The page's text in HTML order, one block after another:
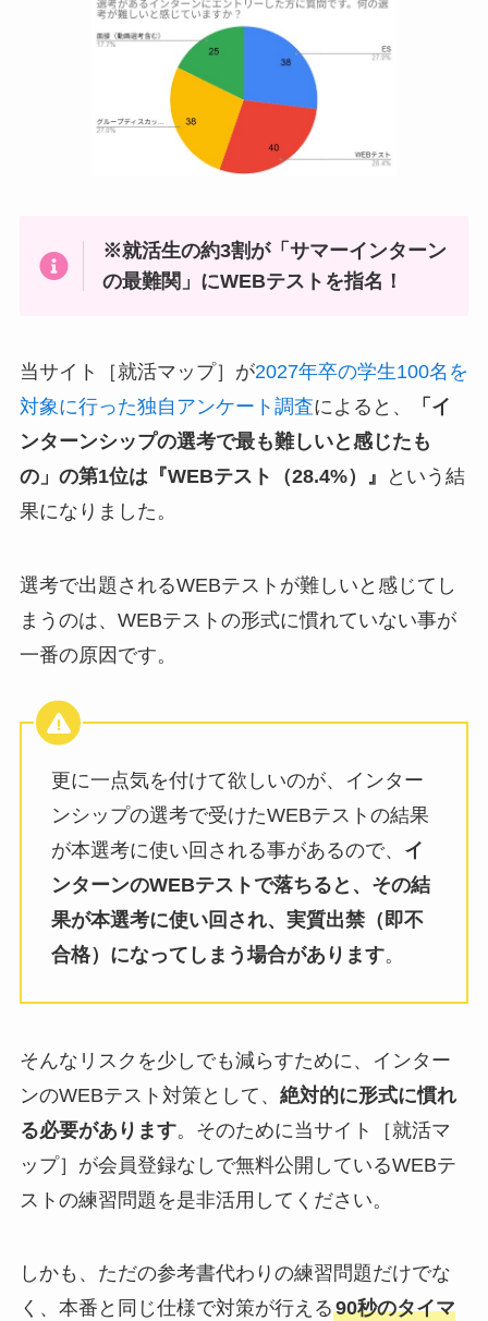
※就活生の約3割が「サマーインターン
の最難関」にWEBテストを指名！
当サイト［就活マップ］が2027年卒の学生100名を
対象に行った独自アンケート調査によると、
「イ
ンターンシップの選考で最も難しいと感じたも
の」の第1位は『WEBテスト（28.4%）』
という結
果になりました。
選考で出題されるWEBテストが難しいと感じてし
まうのは、WEBテストの形式に慣れていない事が
一番の原因です。
更に一点気を付けて欲しいのが、インター
ンシップの選考で受けたWEBテストの結果
が本選考に使い回される事があるので、 イ
ンターンのWEBテストで落ちると、その結
果が本選考に使い回され、実質出禁（即不
合格）になってしまう場合があります。
そんなリスクを少しでも減らすために、インター
ンのWEBテスト対策として、 絶対的に形式に慣れ
る必要があります。そのために当サイト［就活マ
ップ］が会員登録なしで無料公開しているWEBテ
ストの練習問題を是非活用してください。
しかも、ただの参考書代わりの練習問題だけでな
く、本番と同じ仕様で対策が行える90秒のタイマ